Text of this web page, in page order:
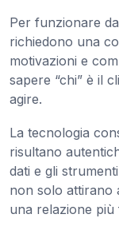
Per funzionare
richiedono una
motivazioni e
sapere “chi” è il
agire.
La tecnologia
risultano
dati e gli
non solo attirano
una relazione